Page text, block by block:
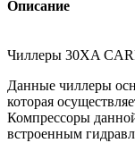
Описание
Чиллеры 30XA
Данные чиллеры
которая
Компрессоры
встроенным